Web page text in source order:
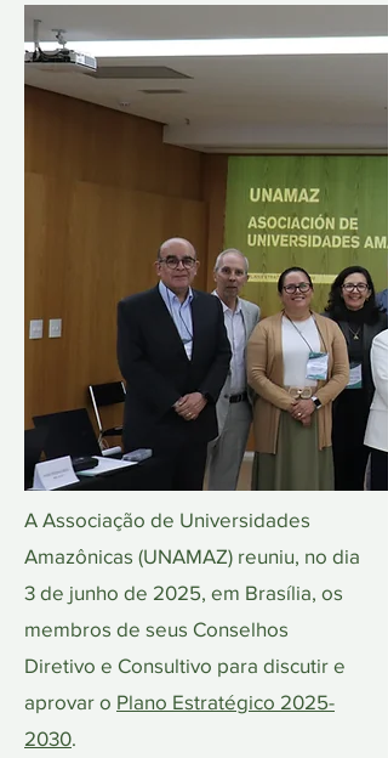
A Associação de Universidades
Amazônicas (UNAMAZ) reuniu, no dia
3 de junho de 2025, em Brasília, os
membros de seus Conselhos
Diretivo e Consultivo para discutir e
aprovar o Plano Estratégico 2025-
2030.